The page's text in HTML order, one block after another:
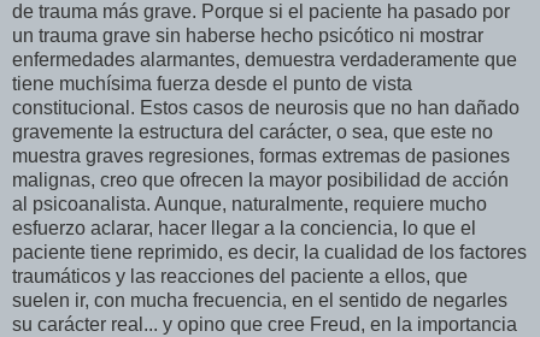
de trauma más grave. Porque si el paciente ha pasado por
un trauma grave sin haberse hecho psicótico ni mostrar
enfermedades alarmantes, demuestra verdaderamente que
tiene muchísima fuerza desde el punto de vista
constitucional. Estos casos de neurosis que no han dañado
gravemente la estructura del carácter, o sea, que este no
muestra graves regresiones, formas extremas de pasiones
malignas, creo que ofrecen la mayor posibilidad de acción
al psicoanalista. Aunque, naturalmente, requiere mucho
esfuerzo aclarar, hacer llegar a la conciencia, lo que el
paciente tiene reprimido, es decir, la cualidad de los factores
traumáticos y las reacciones del paciente a ellos, que
suelen ir, con mucha frecuencia, en el sentido de negarles
su carácter real... y opino que cree Freud, en la importancia